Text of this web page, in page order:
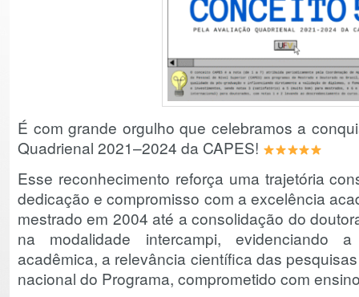
É com grande orgulho que celebramos a
Quadrienal 2021–2024 da CAPES!
Esse reconhecimento reforça uma trajetória
dedicação e compromisso com a excelência
mestrado em 2004 até a consolidação do
na modalidade intercampi, evidenciando
acadêmica, a relevância científica das
nacional do Programa, comprometido com